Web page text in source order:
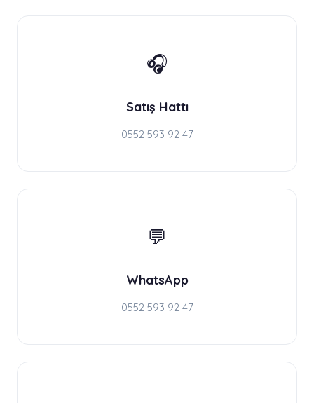
🎧
Satış Hattı
0552 593 92 47
💬
WhatsApp
0552 593 92 47